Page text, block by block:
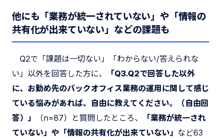
他にも「業務が統一されていない」や「情報の
共有化が出来ていない」などの課題も
Q2で「課題は一切ない」「わからない/答えられな
い」以外を回答した方に、
「Q3.Q2で回答した以外
に、お勤め先のバックオフィス業務の運用に関して感じ
ている悩みがあれば、自由に教えてください。（自由回
答）」
（n=87）と質問したところ、
「業務が統一され
ていない」や「情報の共有化が出来ていない」 など63